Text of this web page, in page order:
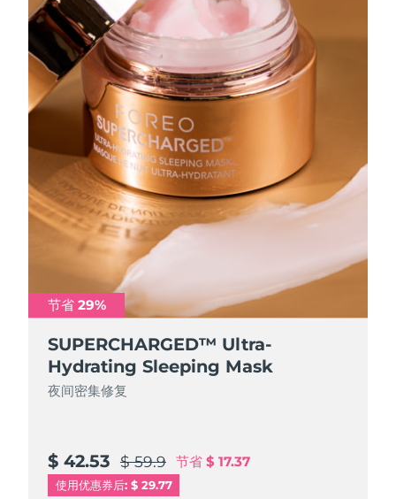
节省 29%
SUPERCHARGED™ Ultra-
Hydrating Sleeping Mask
夜间密集修复
$ 42.53 $ 59.9 节省 $ 17.37
使用优惠券后: $ 29.77